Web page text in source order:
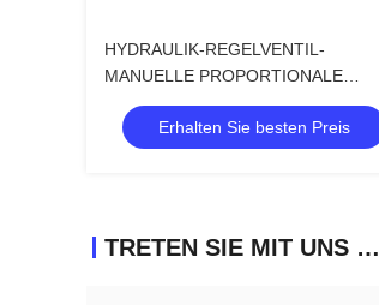
HYDRAULIK-REGELVENTIL-
MANUELLE PROPORTIONALE
FLUSS-REGELVENTILE FÜR
SCHIFFE CSBF-G20
Erhalten Sie besten Preis
TRETEN SIE MIT UNS IN VERBINDUNG